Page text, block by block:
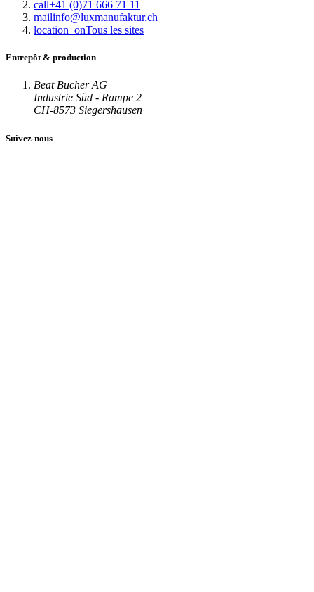
call+41 (0)71 666 71 11
mailinfo@luxmanufaktur.ch
location_onTous les sites
Entrepôt & production
Beat Bucher AG
Industrie Süd - Rampe 2
CH-8573 Siegershausen
Suivez-nous